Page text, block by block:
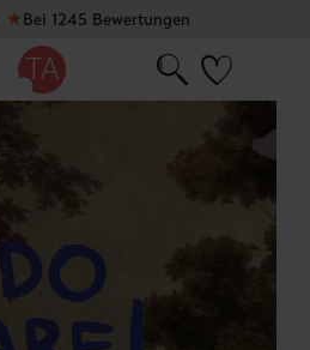
★Bei 1245 Bewertungen